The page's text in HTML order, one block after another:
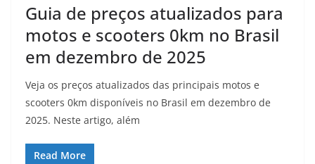
Guia de preços atualizados para
motos e scooters 0km no Brasil
em dezembro de 2025
Veja os preços atualizados das principais motos e
scooters 0km disponíveis no Brasil em dezembro de
2025. Neste artigo, além
Read More